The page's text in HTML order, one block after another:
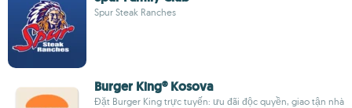
Spur Steak Ranches
Burger King® Kosova
Đặt Burger King trực tuyến: ưu đãi độc quyền, giao tận nhà